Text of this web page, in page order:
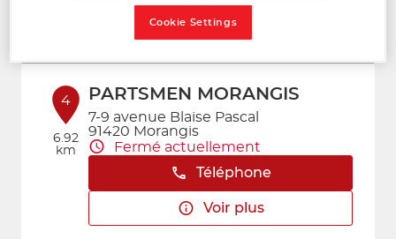
Voir plus
4
6.92
km
PARTSMEN MORANGIS
7-9 avenue Blaise Pascal
91420 Morangis
Fermé actuellement
Téléphone
Voir plus
Cookie Settings